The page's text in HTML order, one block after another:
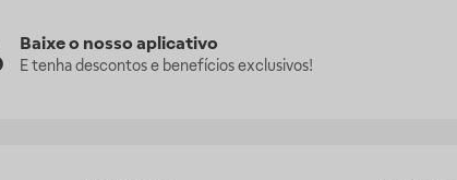
Baixe o nosso aplicativo
E tenha descontos e benefícios exclusivos!